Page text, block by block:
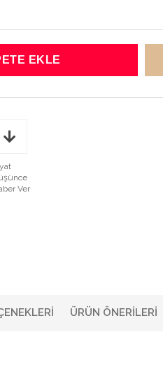
Ver
ÜRÜN ÖNERILERI